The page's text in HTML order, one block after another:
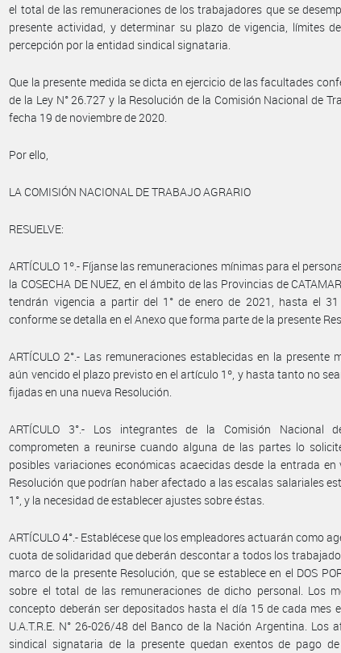
el total de las remuneraciones de los trabajadores que se
presente actividad, y determinar su plazo de vigencia, límites
percepción por la entidad sindical signataria.
Que la presente medida se dicta en ejercicio de las facultades
de la Ley N° 26.727 y la Resolución de la Comisión Nacional de
fecha 19 de noviembre de 2020.
Por ello,
LA COMISIÓN NACIONAL DE TRABAJO AGRARIO
RESUELVE:
ARTÍCULO 1º.- Fíjanse las remuneraciones mínimas para el
la COSECHA DE NUEZ, en el ámbito de las Provincias de
tendrán vigencia a partir del 1° de enero de 2021, hasta el 31
conforme se detalla en el Anexo que forma parte de la presente
ARTÍCULO 2°.- Las remuneraciones establecidas en la presente
aún vencido el plazo previsto en el artículo 1º, y hasta tanto no
fijadas en una nueva Resolución.
ARTÍCULO 3°.- Los integrantes de la Comisión Nacional
comprometen a reunirse cuando alguna de las partes lo
posibles variaciones económicas acaecidas desde la entrada en
Resolución que podrían haber afectado a las escalas salariales
1°, y la necesidad de establecer ajustes sobre éstas.
ARTÍCULO 4°.- Establécese que los empleadores actuarán como
cuota de solidaridad que deberán descontar a todos los
marco de la presente Resolución, que se establece en el DOS
sobre el total de las remuneraciones de dicho personal. Los
concepto deberán ser depositados hasta el día 15 de cada mes
U.A.T.R.E. N° 26-026/48 del Banco de la Nación Argentina. Los
sindical signataria de la presente quedan exentos de pago